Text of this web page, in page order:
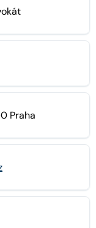
Praha